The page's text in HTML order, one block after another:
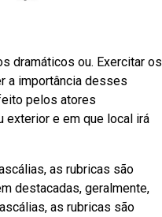
dramáticos ou. Exercitar os
a importância desses
pelos atores
exterior e em que local irá
as rubricas são
destacadas, geralmente,
as rubricas são